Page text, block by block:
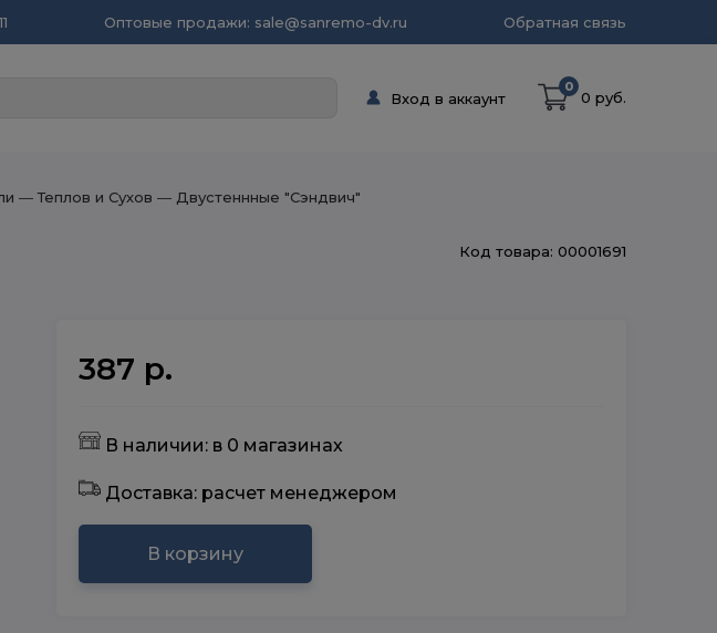
Оптовые продажи: sale@sanremo-dv.ru Обратная связь
Вход в аккаунт
0
0 руб.
― Теплов и Сухов ― Двустеннные "Сэндвич"
Код товара: 00001691
387 р.
В наличии: в 0 магазинах
Доставка: расчет менеджером
В корзину